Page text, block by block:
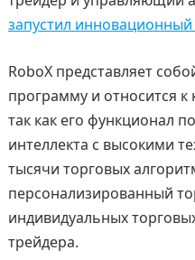
запустил инновационный
RoboX представляет
программу и относится к
так как его функционал
интеллекта с высокими
тысячи торговых
персонализированный
индивидуальных
трейдера.